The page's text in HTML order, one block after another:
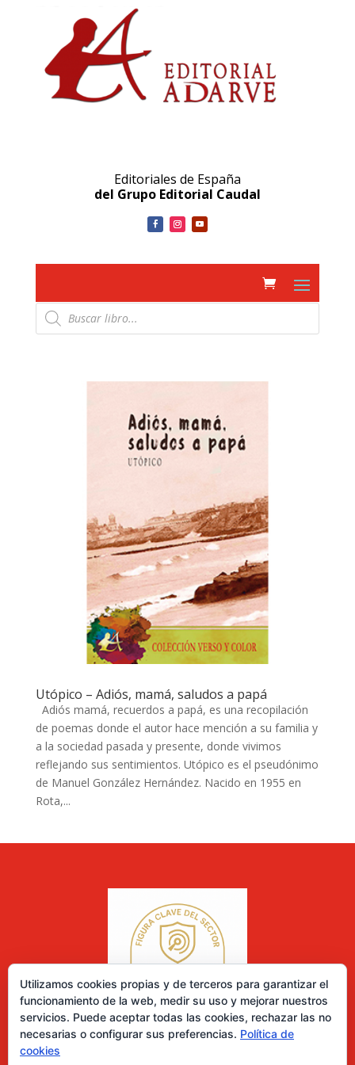
Editoriales de España
del Grupo Editorial Caudal
Búsqueda
de
productos
Utópico – Adiós, mamá, saludos a papá
Adiós mamá, recuerdos a papá, es una recopilación
de poemas donde el autor hace mención a su familia y
a la sociedad pasada y presente, donde vivimos
reflejando sus sentimientos. Utópico es el pseudónimo
de Manuel González Hernández. Nacido en 1955 en
Rota,...
Utilizamos cookies propias y de terceros para garantizar el
funcionamiento de la web, medir su uso y mejorar nuestros
servicios. Puede aceptar todas las cookies, rechazar las no
necesarias o configurar sus preferencias. Política de
cookies